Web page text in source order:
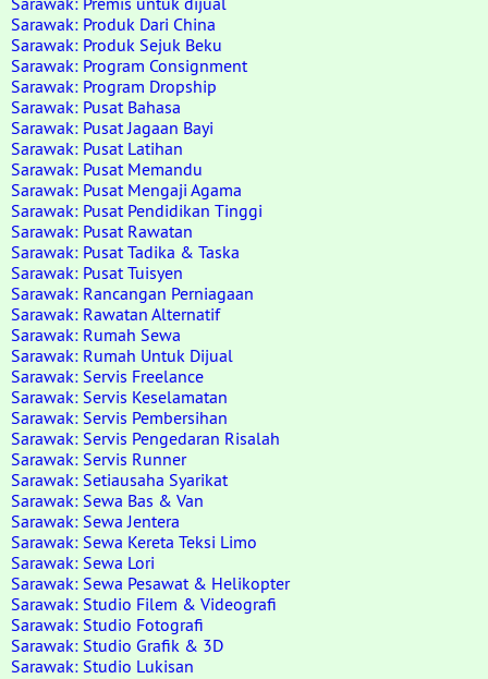
Sarawak: Produk Dari China
Sarawak: Produk Sejuk Beku
Sarawak: Program Consignment
Sarawak: Program Dropship
Sarawak: Pusat Bahasa
Sarawak: Pusat Jagaan Bayi
Sarawak: Pusat Latihan
Sarawak: Pusat Memandu
Sarawak: Pusat Mengaji Agama
Sarawak: Pusat Pendidikan Tinggi
Sarawak: Pusat Rawatan
Sarawak: Pusat Tadika & Taska
Sarawak: Pusat Tuisyen
Sarawak: Rancangan Perniagaan
Sarawak: Rawatan Alternatif
Sarawak: Rumah Sewa
Sarawak: Rumah Untuk Dijual
Sarawak: Servis Freelance
Sarawak: Servis Keselamatan
Sarawak: Servis Pembersihan
Sarawak: Servis Pengedaran Risalah
Sarawak: Servis Runner
Sarawak: Setiausaha Syarikat
Sarawak: Sewa Bas & Van
Sarawak: Sewa Jentera
Sarawak: Sewa Kereta Teksi Limo
Sarawak: Sewa Lori
Sarawak: Sewa Pesawat & Helikopter
Sarawak: Studio Filem & Videografi
Sarawak: Studio Fotografi
Sarawak: Studio Grafik & 3D
Sarawak: Studio Lukisan